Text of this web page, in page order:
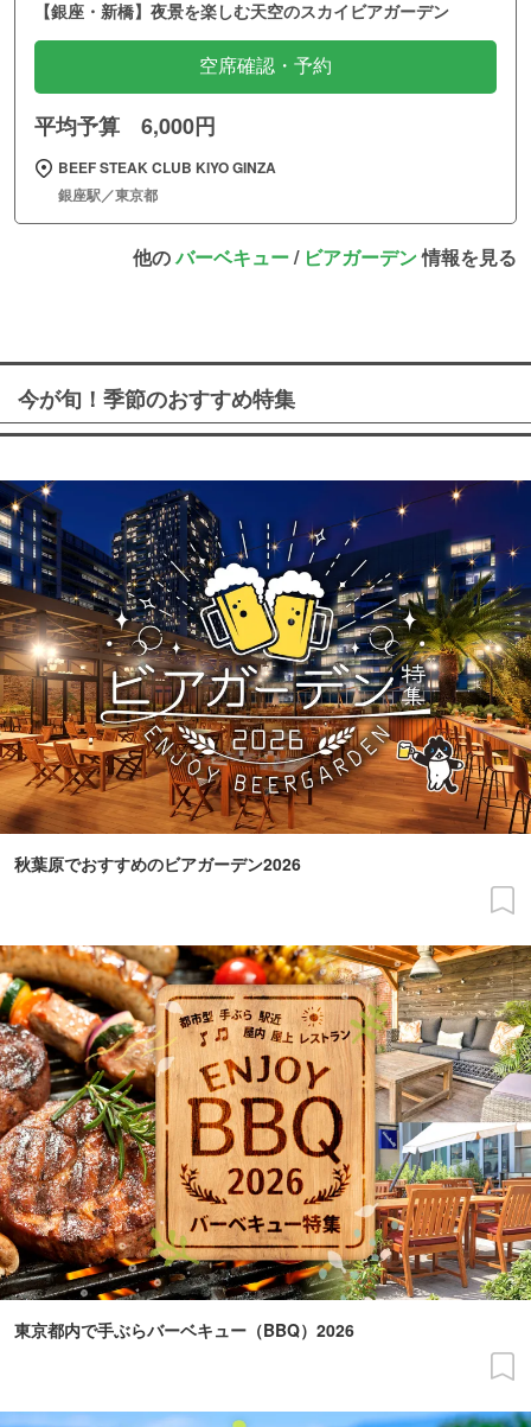
【銀座・新橋】夜景を楽しむ天空のスカイビアガーデン
空席確認・予約
平均予算 6,000円
BEEF STEAK CLUB KIYO GINZA
銀座駅／東京都
他のバーベキュー/ ビアガーデン情報を見る
今が旬！季節のおすすめ特集
秋葉原でおすすめのビアガーデン2026
東京都内で手ぶらバーベキュー（BBQ）2026